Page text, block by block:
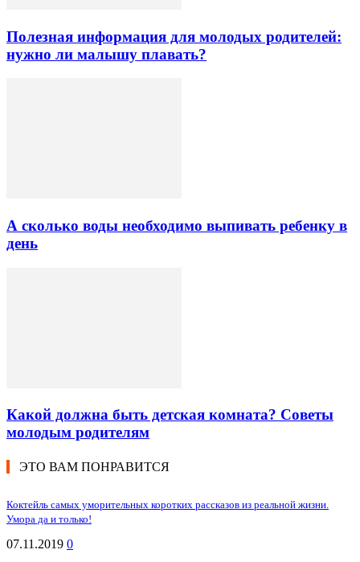
Полезная информация для молодых родителей:
нужно ли малышу плавать?
А сколько воды необходимо выпивать ребенку в
день
Какой должна быть детская комната? Советы
молодым родителям
ЭТО ВАМ ПОНРАВИТСЯ
Коктейль самых уморительных коротких рассказов из реальной жизни.
Умора да и только!
07.11.2019 0